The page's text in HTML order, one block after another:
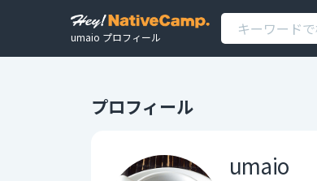
umaio プロフィール
プロフィール
umaio